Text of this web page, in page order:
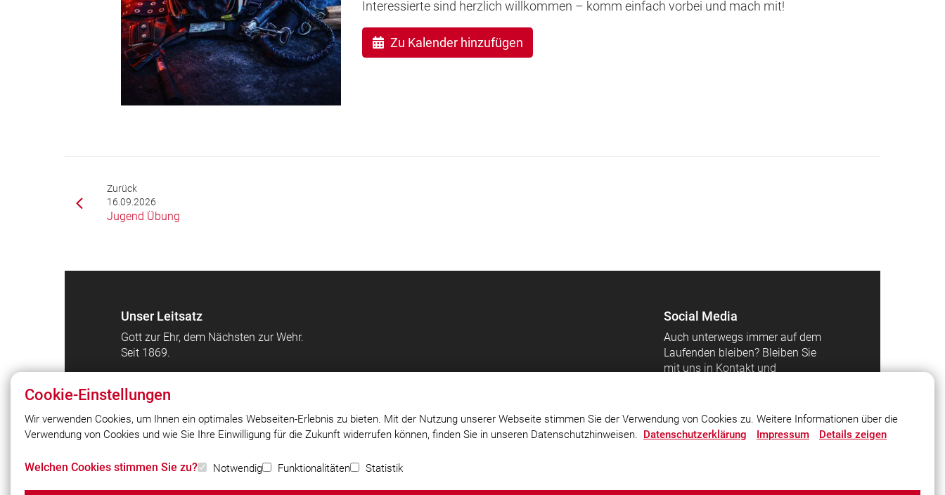
Interessierte sind herzlich willkommen – komm einfach vorbei und mach mit!
Zu Kalender hinzufügen
Zurück
16.09.2026
Jugend Übung
Unser Leitsatz
Gott zur Ehr, dem Nächsten zur Wehr.
Seit 1869.
Social Media
Auch unterwegs immer auf dem
Laufenden bleiben? Bleiben Sie
mit uns in Kontakt und
Chiemsee e.V.
Cookie-Einstellungen
Wir verwenden Cookies, um Ihnen ein optimales Webseiten-Erlebnis zu bieten. Mit der Nutzung unserer Webseite stimmen Sie der Verwendung von Cookies zu. Weitere Informationen über die
Verwendung von Cookies und wie Sie Ihre Einwilligung für die Zukunft widerrufen können, finden Sie in unseren Datenschutzhinweisen. Datenschutzerklärung Impressum Details zeigen
Welchen Cookies stimmen Sie zu? Notwendig Funktionalitäten Statistik